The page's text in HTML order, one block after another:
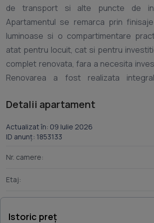
de transport si alte puncte de
Apartamentul se remarca prin
luminoase si o compartimentare
atat pentru locuit, cat si pentru
complet renovata, fara a necesita
Renovarea a fost realizata
interioare, peretii, pardoselile,
il reprezinta racordarea la gaz,
centrale termice. Avantaje: - Complet
electrice si sanitare noi; - Racordat
necesare(magazine, scoli, gradinite,
Detalii apartament
Actualizat în: 09 Iulie 2026
ID anunț: 1853133
Nr. camere:
Etaj:
Istoric preț